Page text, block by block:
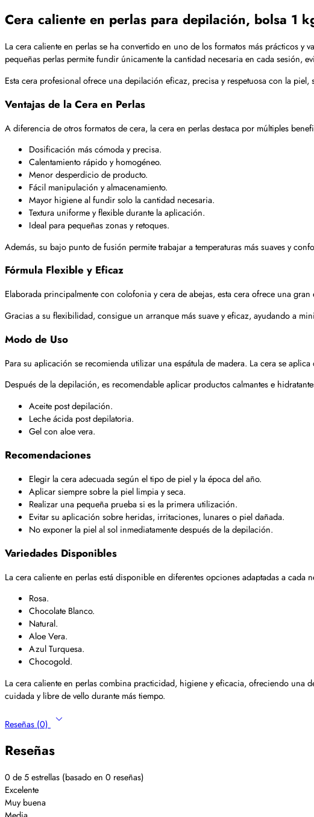
Cera caliente en perlas para depilación, bolsa 1
La cera caliente en perlas se ha convertido en uno de los formatos más prácticos
pequeñas perlas permite fundir únicamente la cantidad necesaria en cada
Esta cera profesional ofrece una depilación eficaz, precisa y respetuosa con la
Ventajas de la Cera en Perlas
A diferencia de otros formatos de cera, la cera en perlas destaca por múltiples
Dosificación más cómoda y precisa.
Calentamiento rápido y homogéneo.
Menor desperdicio de producto.
Fácil manipulación y almacenamiento.
Mayor higiene al fundir solo la cantidad necesaria.
Textura uniforme y flexible durante la aplicación.
Ideal para pequeñas zonas y retoques.
Además, su bajo punto de fusión permite trabajar a temperaturas más suaves y
Fórmula Flexible y Eficaz
Elaborada principalmente con colofonia y cera de abejas, esta cera ofrece una
Gracias a su flexibilidad, consigue un arranque más suave y eficaz, ayudando a
Modo de Uso
Para su aplicación se recomienda utilizar una espátula de madera. La cera se
Después de la depilación, es recomendable aplicar productos calmantes e
Aceite post depilación.
Leche ácida post depilatoria.
Gel con aloe vera.
Recomendaciones
Elegir la cera adecuada según el tipo de piel y la época del año.
Aplicar siempre sobre la piel limpia y seca.
Realizar una pequeña prueba si es la primera utilización.
Evitar su aplicación sobre heridas, irritaciones, lunares o piel dañada.
No exponer la piel al sol inmediatamente después de la depilación.
Variedades Disponibles
La cera caliente en perlas está disponible en diferentes opciones adaptadas a cada
Rosa.
Chocolate Blanco.
Natural.
Aloe Vera.
Azul Turquesa.
Chocogold.
La cera caliente en perlas combina practicidad, higiene y eficacia, ofreciendo una
cuidada y libre de vello durante más tiempo.
Reseñas (0)
Reseñas
0 de 5 estrellas (basado en 0 reseñas)
Excelente
Muy buena